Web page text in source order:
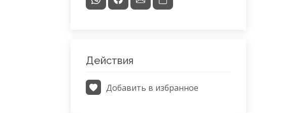
Действия
Добавить в избранное